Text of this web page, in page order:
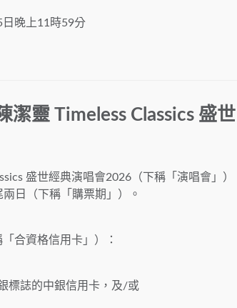
晚上11時59分
靈 Timeless Classics 盛世
盛世經典演唱會2026（下稱「演唱會」）
日（下稱「購票期」）。
合資格信用卡」）：
標誌的中銀信用卡，及/或